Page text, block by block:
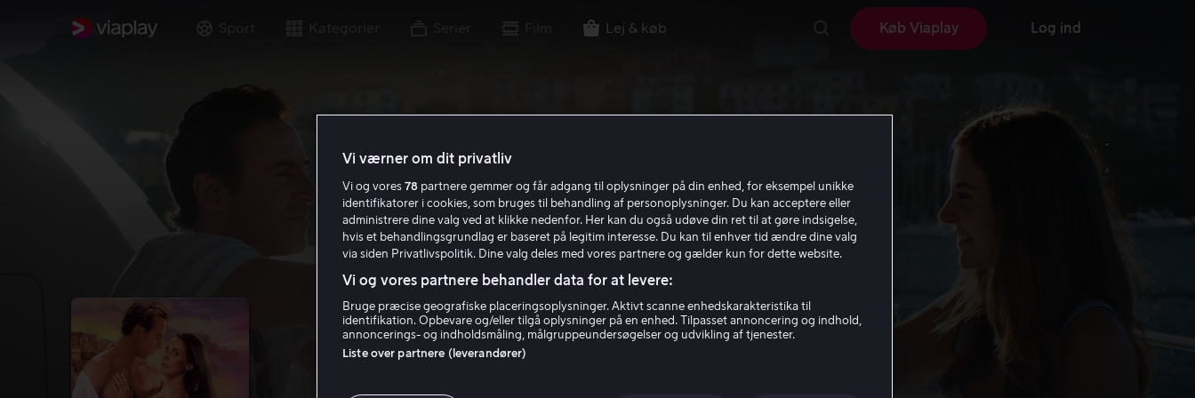
Lej & køb Køb Viaplay Log ind
Vi værner om dit privatliv
Vi og vores 78 partnere gemmer og får adgang til oplysninger på din enhed, for eksempel unikke
identifikatorer i cookies, som bruges til behandling af personoplysninger. Du kan acceptere eller
administrere dine valg ved at klikke nedenfor. Her kan du også udøve din ret til at gøre indsigelse,
hvis et behandlingsgrundlag er baseret på legitim interesse. Du kan til enhver tid ændre dine valg
via siden Privatlivspolitik. Dine valg deles med vores partnere og gælder kun for dette website.
Vi og vores partnere behandler data for at levere:
Bruge præcise geografiske placeringsoplysninger. Aktivt scanne enhedskarakteristika til
identifikation. Opbevare og/eller tilgå oplysninger på en enhed. Tilpasset annoncering og indhold,
annoncerings- og indholdsmåling, målgruppeundersøgelser og udvikling af tjenester.
Liste over partnere (leverandører)